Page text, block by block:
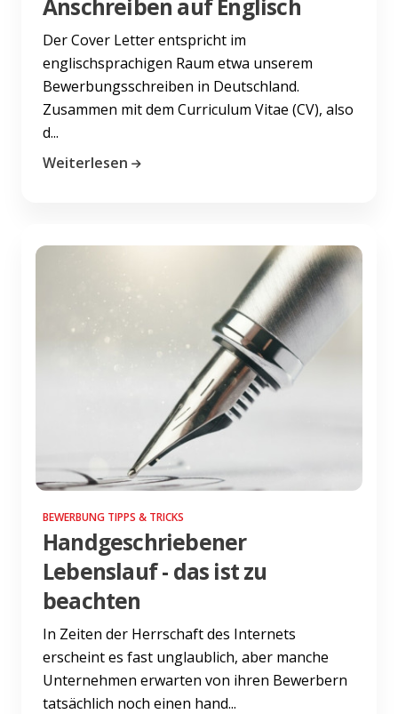
Anschreiben auf Englisch
Der Cover Letter entspricht im
englischsprachigen Raum etwa unserem
Bewerbungsschreiben in Deutschland.
Zusammen mit dem Curriculum Vitae (CV), also
d...
Weiterlesen
BEWERBUNG TIPPS & TRICKS
Handgeschriebener
Lebenslauf - das ist zu
beachten
In Zeiten der Herrschaft des Internets
erscheint es fast unglaublich, aber manche
Unternehmen erwarten von ihren Bewerbern
tatsächlich noch einen hand...